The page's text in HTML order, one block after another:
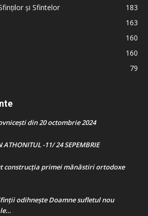
și Sfintelor
183
163
160
160
79
din 20 octombrie 2024
ATHONITUL -11/ 24 SEPEMBRIE
construcţia primei mănăstiri ortodoxe
odihnește Doamne sufletul nou